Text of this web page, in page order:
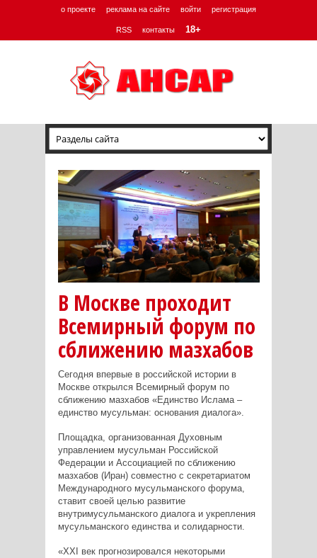
о проекте реклама на сайте войти регистрация
RSS контакты 18+
В Москве проходит
Всемирный форум по
сближению мазхабов
Сегодня впервые в российской истории в
Москве открылся Всемирный форум по
сближению мазхабов «Единство Ислама –
единство мусульман: основания диалога».
Площадка, организованная Духовным
управлением мусульман Российской
Федерации и Ассоциацией по сближению
мазхабов (Иран) совместно с секретариатом
Международного мусульманского форума,
ставит своей целью развитие
внутримусульманского диалога и укрепления
мусульманского единства и солидарности.
«XXI век прогнозировался некоторыми